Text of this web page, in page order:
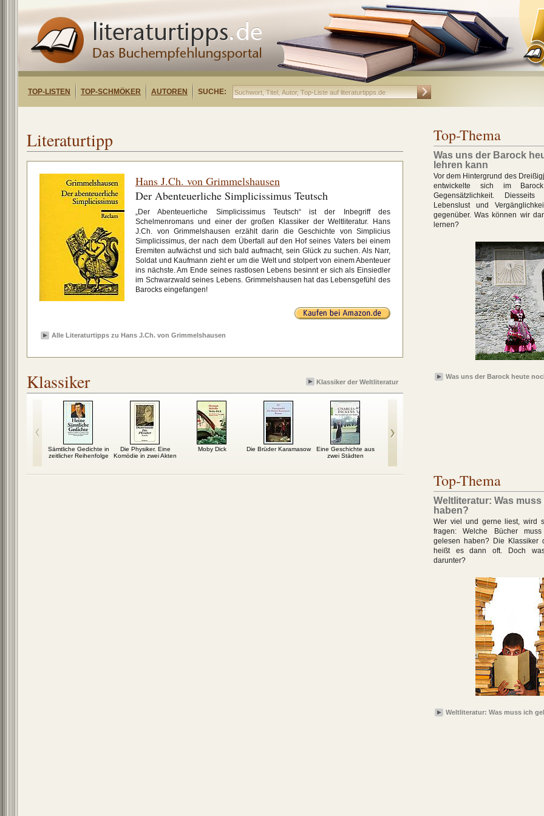
TOP-LISTEN TOP-SCHMÖKER AUTOREN SUCHE:
Literaturtipp
Hans J.Ch. von Grimmelshausen
Der Abenteuerliche Simplicissimus Teutsch
„Der Abenteuerliche Simplicissimus Teutsch“ ist der Inbegriff des
Schelmenromans und einer der großen Klassiker der Weltliteratur. Hans
J.Ch. von Grimmelshausen erzählt darin die Geschichte von Simplicius
Simplicissimus, der nach dem Überfall auf den Hof seines Vaters bei einem
Eremiten aufwächst und sich bald aufmacht, sein Glück zu suchen. Als Narr,
Soldat und Kaufmann zieht er um die Welt und stolpert von einem Abenteuer
ins nächste. Am Ende seines rastlosen Lebens besinnt er sich als Einsiedler
im Schwarzwald seines Lebens. Grimmelshausen hat das Lebensgefühl des
Barocks eingefangen!
Alle Literaturtipps zu Hans J.Ch. von Grimmelshausen
Klassiker Klassiker der Weltliteratur
Sämtliche Gedichte in
zeitlicher Reihenfolge
Die Physiker. Eine
Komödie in zwei Akten
Moby Dick Die Brüder Karamasow
Eine Geschichte aus
zwei Städten
Top-Thema
Was uns der Barock
lehren kann
Vor dem Hintergrund des
entwickelte sich im
Gegensätzlichkeit.
Lebenslust und
gegenüber. Was können wir
lernen?
Was uns der Barock heute
Top-Thema
Weltliteratur: Was
haben?
Wer viel und gerne liest, wird
fragen: Welche Bücher
gelesen haben? Die Klassiker
heißt es dann oft. Doch
darunter?
Weltliteratur: Was muss ich